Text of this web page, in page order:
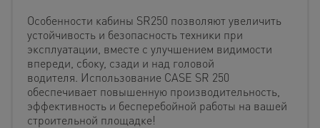
Особенности кабины SR250 позволяют увеличить
устойчивость и безопасность техники при
эксплуатации, вместе с улучшением видимости
впереди, сбоку, сзади и над головой
водителя. Использование CASE SR 250
обеспечивает повышенную производительность,
эффективность и бесперебойной работы на вашей
строительной площадке!